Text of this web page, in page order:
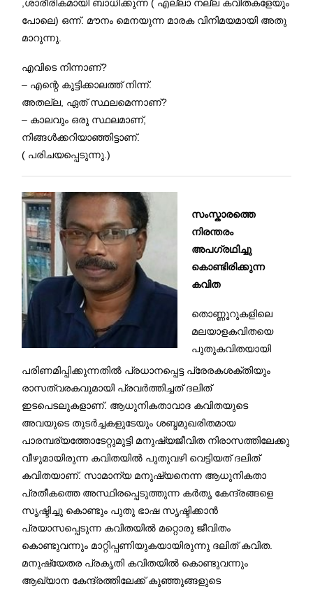
,ശാരീരികമായി ബാധിക്കുന്ന ( എല്ലാ നല്ല കവിതകളേയും
പോലെ) ഒന്ന്‌. മൗനം മെനയുന്ന മാരക വിനിമയമായി അതു
മാറുന്നു.
എവിടെ നിന്നാണ്?
– എന്റെ കുട്ടിക്കാലത്ത് നിന്ന്.
അതല്ല, ഏത് സ്ഥലമെന്നാണ്?
– കാലവും ഒരു സ്ഥലമാണ്,
നിങ്ങൾക്കറിയാഞ്ഞിട്ടാണ്.
( പരിചയപ്പെടുന്നു.)
സംസ്കാരത്തെ
നിരന്തരം
അപഗ്രഥിച്ചു
കൊണ്ടിരിക്കുന്ന
കവിത
തൊണ്ണൂറുകളിലെ
മലയാളകവിതയെ
പുതുകവിതയായി
പരിണമിപ്പിക്കുന്നതിൽ പ്രധാനപ്പെട്ട പ്രേരകശക്തിയും
രാസത്വരകവുമായി പ്രവർത്തിച്ചത് ദലിത്
ഇടപെടലുകളാണ്. ആധുനികതാവാദ കവിതയുടെ
അവയുടെ തുടർച്ചകളുടേയും ശബ്ദമുഖരിതമായ
പാരമ്പര്യത്തോടേറ്റുമുട്ടി മനുഷ്യജീവിത നിരാസത്തിലേക്കു
വീഴുമായിരുന്ന കവിതയിൽ പുതുവഴി വെട്ടിയത് ദലിത്
കവിതയാണ്. സാമാന്യ മനുഷ്യനെന്ന ആധുനികതാ
പ്രതീകത്തെ അസ്ഥിരപ്പെടുത്തുന്ന കർതൃ കേന്ദ്രങ്ങളെ
സൃഷ്ടിച്ചു കൊണ്ടും പുതു ഭാഷ സൃഷ്ടിക്കാൻ
പ്രയാസപ്പെടുന്ന കവിതയിൽ മറ്റൊരു ജീവിതം
കൊണ്ടുവന്നും മാറ്റിപ്പണിയുകയായിരുന്നു ദലിത് കവിത.
മനുഷ്യേതര പ്രകൃതി കവിതയിൽ കൊണ്ടുവന്നും
ആഖ്യാന കേന്ദ്രത്തിലേക്ക് കുഞ്ഞുങ്ങളുടെ